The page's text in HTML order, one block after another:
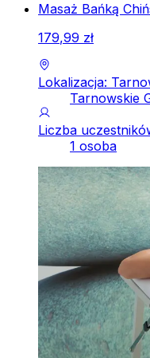
Masaż Bańką
179,99 zł
Lokalizacja:
Tarnowskie
Liczba
1 osoba